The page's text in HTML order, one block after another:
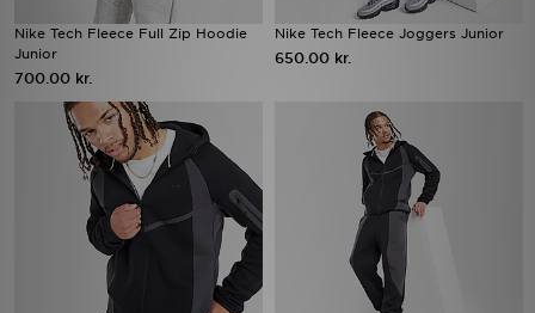
Nike Tech Fleece Full Zip Hoodie
Junior
700.00 kr.
Nike Tech Fleece Joggers Junior
650.00 kr.